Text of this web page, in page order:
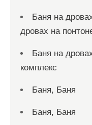
Баня на
дровах на
Баня на
комплекс
Баня, Баня
Баня, Баня